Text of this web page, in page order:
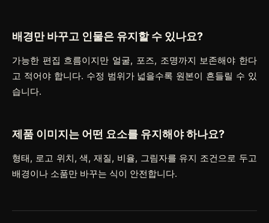
배경만 바꾸고 인물은 유지할 수 있나요?
가능한 편집 흐름이지만 얼굴, 포즈, 조명까지 보존해야 한다
고 적어야 합니다. 수정 범위가 넓을수록 원본이 흔들릴 수 있
습니다.
제품 이미지는 어떤 요소를 유지해야 하나요?
형태, 로고 위치, 색, 재질, 비율, 그림자를 유지 조건으로 두고
배경이나 소품만 바꾸는 식이 안전합니다.